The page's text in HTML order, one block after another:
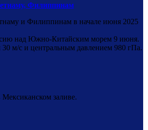
Филиппинам
и Филиппинам в начале июня 2025
над Южно-Китайским морем 9 июня.
м/с и центральным давлением 980 гПа.
заливе.